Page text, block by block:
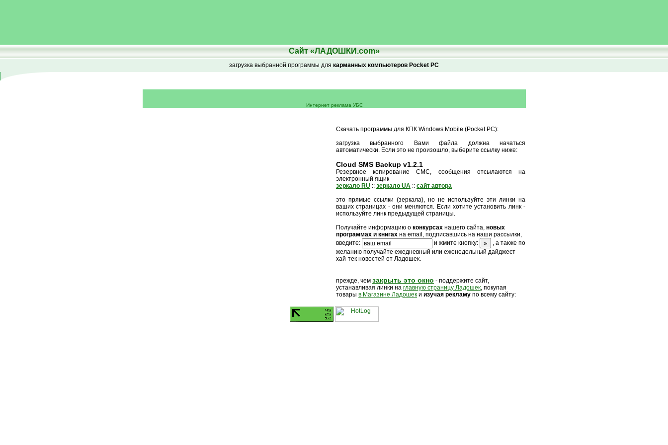
Сайт «ЛАДОШКИ.com»
загрузка выбранной программы для карманных компьютеров Pocket PC
Интернет реклама УБС
Скачать программы для КПК Windows Mobile (Pocket PC):
загрузка выбранного Вами файла должна начаться
автоматически. Если это не произошло, выберите ссылку ниже:
Cloud SMS Backup v1.2.1
Резервное копирование СМС, сообщения отсылаются на
электронный ящик
зеркало RU :: зеркало UA :: сайт автора
это прямые ссылки (зеркала), но не используйте эти линки на
ваших страницах - они меняются. Если хотите установить линк -
используйте линк предыдущей страницы.
Получайте информацию о конкурсах нашего сайта, новых
программах и книгах на email, подписавшись на наши рассылки,
введите:
и жмите кнопку:
, а также по
желанию получайте ежедневный или еженедельный дайджест
хай-тек новостей от Ладошек.
прежде, чем закрыть это окно - поддержите сайт,
устанавливая линки на главную страницу Ладошек, покупая
товары в Магазине Ладошек и изучая рекламу по всему сайту: